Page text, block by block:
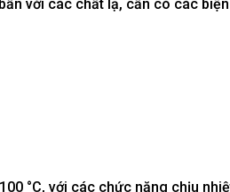
với các chất lạ, cần có các
°C, với các chức năng chịu